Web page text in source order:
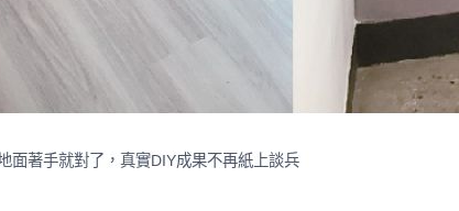
面著手就對了，真實DIY成果不再紙上談兵